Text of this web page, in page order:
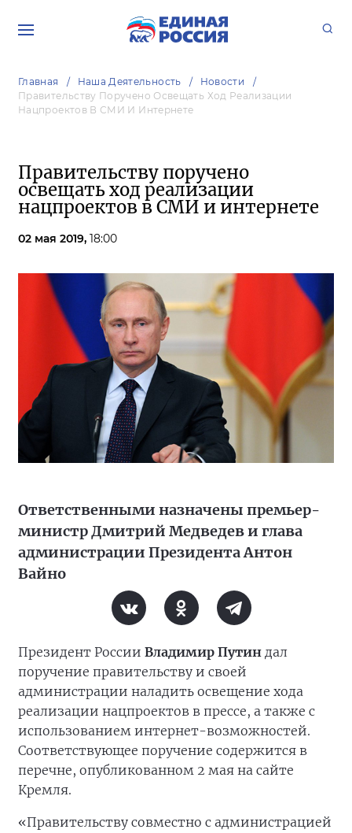
Главная Наша Деятельность
Новости
Правительству Поручено Освещать Ход Реализации
Нацпроектов В СМИ И Интернете
Правительству поручено
освещать ход реализации
нацпроектов в СМИ и интернете
02 мая 2019, 18:00
Ответственными назначены премьер-
министр Дмитрий Медведев и глава
администрации Президента Антон
Вайно
Президент России Владимир Путин дал
поручение правительству и своей
администрации наладить освещение хода
реализации нацпроектов в прессе, а также с
использованием интернет-возможностей.
Соответствующее поручение содержится в
перечне, опубликованном 2 мая на сайте
Кремля.
«Правительству совместно с администрацией